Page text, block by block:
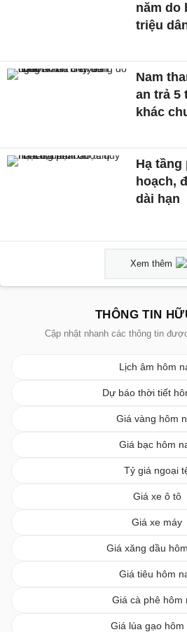
năm do
triệu
Nam
an trả 5
khác
Hạ
hoạch,
dài hạn
Xem thêm
THÔNG TIN
Cập nhật nhanh các thông tin
Lịch âm hôm
Dự báo thời tiết
Giá vàng hôm
Giá bạc hôm
Tỷ giá ngoại
Giá xe ô tô
Giá xe máy
Giá xăng dầu
Giá tiêu hôm
Giá cà phê hôm
Giá lúa gạo hôm